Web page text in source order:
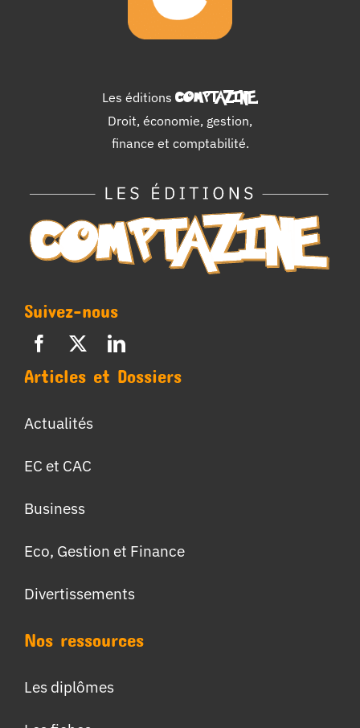
Les éditions COMPTAZINE.
Droit, économie, gestion,
finance et comptabilité.
Suivez-nous
Articles et Dossiers
Actualités
EC et CAC
Business
Eco, Gestion et Finance
Divertissements
Nos ressources
Les diplômes